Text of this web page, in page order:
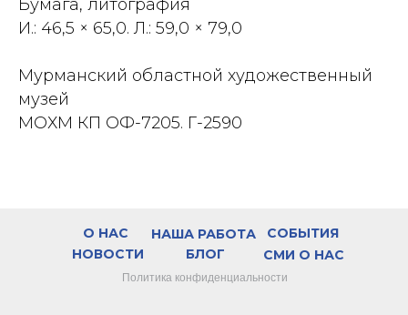
Бумага, литография
И.: 46,5 × 65,0. Л.: 59,0 × 79,0
Мурманский областной художественный
музей
МОХМ КП ОФ-7205. Г-2590
СМИ О НАС
НОВОСТИ
О НАС НАША РАБОТА
Политика конфиденциальности
СОБЫТИЯ
БЛОГ